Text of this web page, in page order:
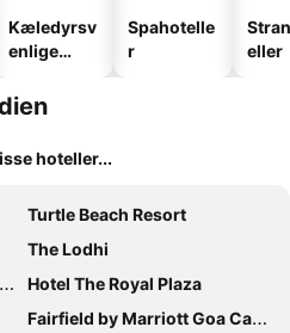
Kæledyrsv
enlige
Spahotelle
r
eller
hoteller...
Turtle Beach Resort
The Lodhi
Hotel The Royal Plaza
Fairfield by Marriott Goa Calangute